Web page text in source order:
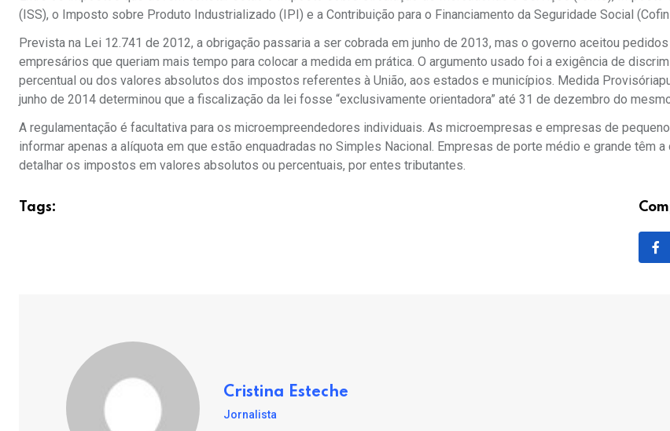
(ISS), o Imposto sobre Produto Industrializado (IPI) e a Contribuição para o Financiamento da Seguridade Social
Prevista na Lei 12.741 de 2012, a obrigação passaria a ser cobrada em junho de 2013, mas o governo aceitou
empresários que queriam mais tempo para colocar a medida em prática. O argumento usado foi a exigência de
percentual ou dos valores absolutos dos impostos referentes à União, aos estados e municípios. Medida
junho de 2014 determinou que a fiscalização da lei fosse “exclusivamente orientadora” até 31 de dezembro do
A regulamentação é facultativa para os microempreendedores individuais. As microempresas e empresas de
informar apenas a alíquota em que estão enquadradas no Simples Nacional. Empresas de porte médio e grande têm a
detalhar os impostos em valores absolutos ou percentuais, por entes tributantes.
Tags:
Cristina Esteche
Jornalista